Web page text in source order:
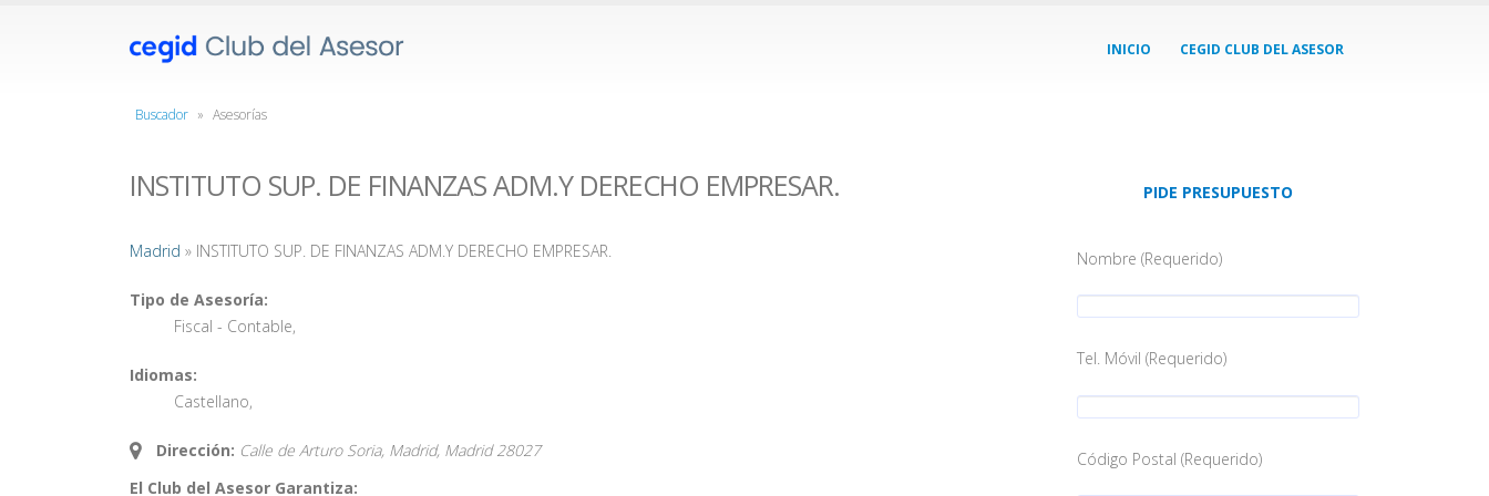
INICIO CEGID CLUB DEL ASESOR
Buscador » Asesorías
INSTITUTO SUP. DE FINANZAS ADM.Y DERECHO EMPRESAR.
Madrid » INSTITUTO SUP. DE FINANZAS ADM.Y DERECHO EMPRESAR.
Tipo de Asesoría:
Fiscal - Contable,
Idiomas:
Castellano,
Dirección: Calle de Arturo Soria, Madrid, Madrid 28027
El Club del Asesor Garantiza:
PIDE PRESUPUESTO
Nombre (Requerido)
Tel. Móvil (Requerido)
Código Postal (Requerido)